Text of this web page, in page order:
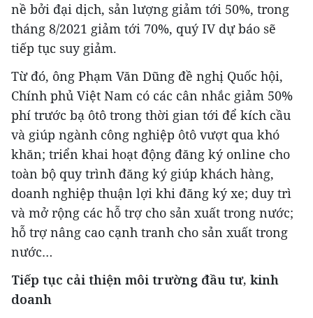
nề bởi đại dịch, sản lượng giảm tới 50%, trong
tháng 8/2021 giảm tới 70%, quý IV dự báo sẽ
tiếp tục suy giảm.
Từ đó, ông Phạm Văn Dũng đề nghị Quốc hội,
Chính phủ Việt Nam có các cân nhắc giảm 50%
phí trước bạ ôtô trong thời gian tới để kích cầu
và giúp ngành công nghiệp ôtô vượt qua khó
khăn; triển khai hoạt động đăng ký online cho
toàn bộ quy trình đăng ký giúp khách hàng,
doanh nghiệp thuận lợi khi đăng ký xe; duy trì
và mở rộng các hỗ trợ cho sản xuất trong nước;
hỗ trợ nâng cao cạnh tranh cho sản xuất trong
nước…
Tiếp tục cải thiện môi trường đầu tư, kinh
doanh